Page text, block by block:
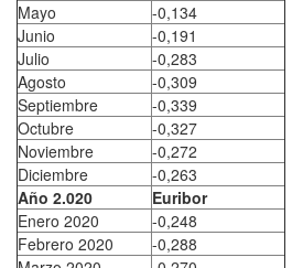
Mayo
-0,134
Junio
-0,191
Julio
-0,283
Agosto
-0,309
Septiembre
-0,339
Octubre
-0,327
Noviembre
-0,272
Diciembre
-0,263
Año 2.020
Euribor
Enero 2020
-0,248
Febrero 2020
-0,288